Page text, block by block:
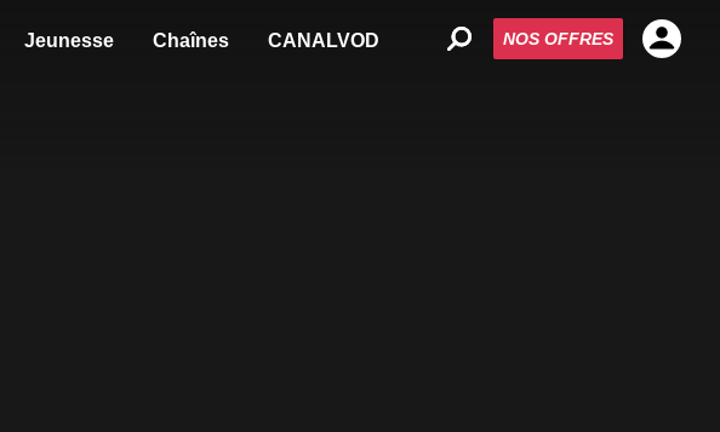
Jeunesse Chaînes CANALVOD NOS OFFRES